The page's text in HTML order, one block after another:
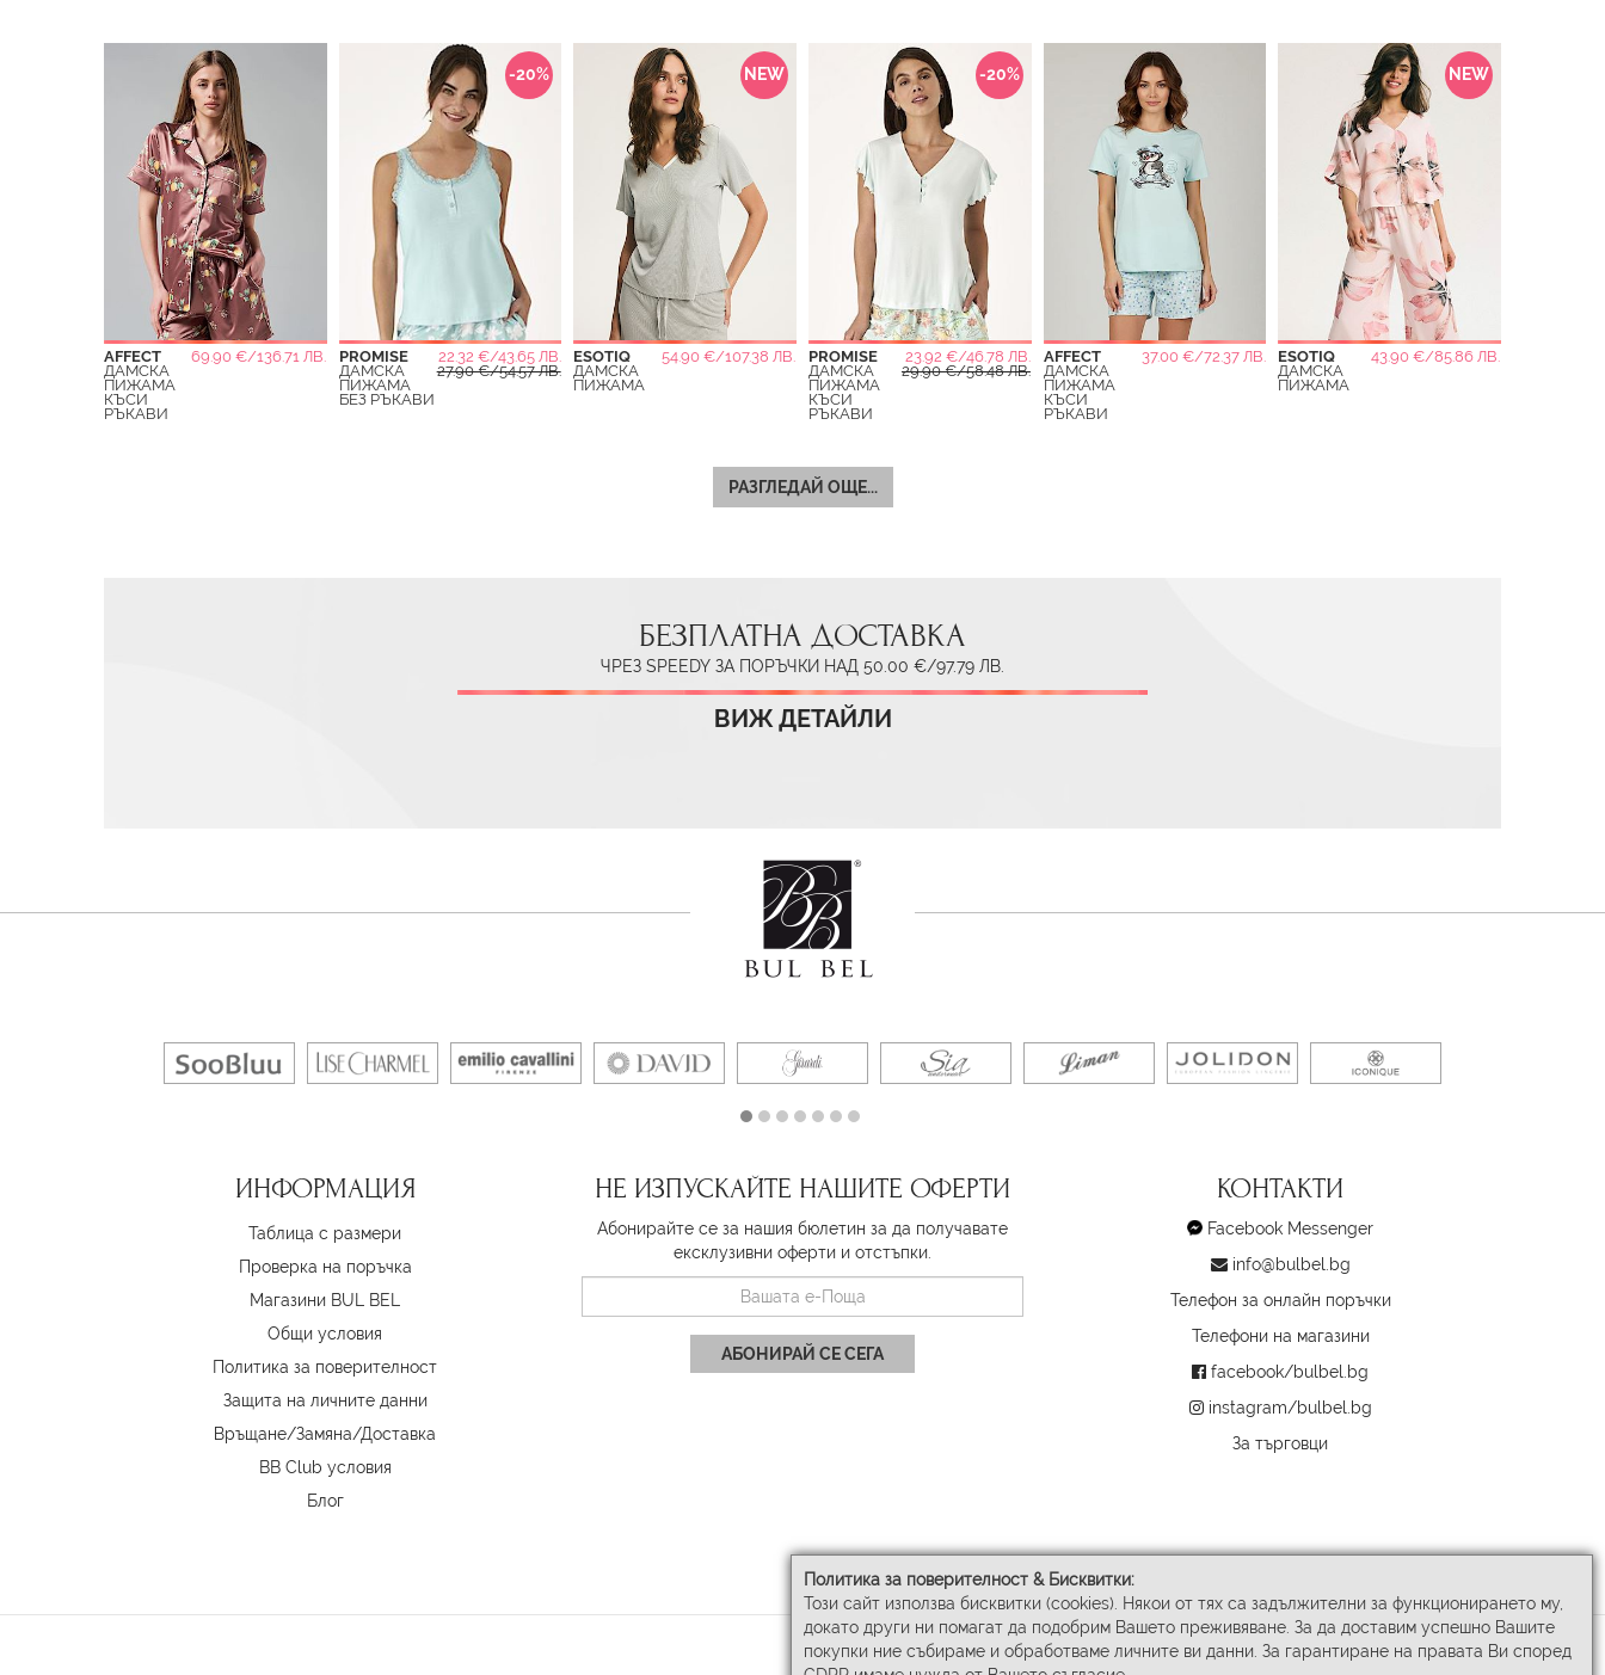
Политика за поверителност & Бисквитки:
Този сайт използва бисквитки (cookies). Някои от тях са задължителни за функционирането му,
докато други ни помагат да подобрим Вашето преживяване. За да доставим успешно Вашите
покупки ние събираме и обработваме личните ви данни. За гарантиране на правата Ви според
AFFECT
69.90 €/136.71 ЛВ.
ДАМСКА
ПИЖАМА
КЪСИ
РЪКАВИ
-20%
PROMISE
22.32 €/43.65 ЛВ.
ДАМСКА
ПИЖАМА
БЕЗ РЪКАВИ
27.90 €/54.57 ЛВ.
NEW
ESOTIQ
54.90 €/107.38 ЛВ.
ДАМСКА
ПИЖАМА
-20%
PROMISE
23.92 €/46.78 ЛВ.
ДАМСКА
ПИЖАМА
КЪСИ
РЪКАВИ
29.90 €/58.48 ЛВ.
AFFECT
37.00 €/72.37 ЛВ.
ДАМСКА
ПИЖАМА
КЪСИ
РЪКАВИ
NEW
ESOTIQ
43.90 €/85.86 ЛВ.
ДАМСКА
ПИЖАМА
РАЗГЛЕДАЙ ОЩЕ...
БЕЗПЛАТНА ДОСТАВКА
ЧРЕЗ SPEEDY ЗА ПОРЪЧКИ НАД 50.00 €/97.79 ЛВ.
ВИЖ ДЕТАЙЛИ
ИНФОРМАЦИЯ
Таблица с размери
Проверка на поръчка
Магазини BUL BEL
Oбщи условия
Политика за поверителност
Защита на личните данни
Връщане/Замяна/Доставка
BB Club условия
Блог
НЕ ИЗПУСКАЙТЕ НАШИТЕ ОФЕРТИ
Абонирайте се за нашия бюлетин за да получавате
ексклузивни оферти и отстъпки.
АБОНИРАЙ СЕ СЕГА
КОНТАКТИ
Facebook Messenger
info@bulbel.bg
Телефон за онлайн поръчки
Телефони на магазини
facebook/bulbel.bg
instagram/bulbel.bg
За търговци